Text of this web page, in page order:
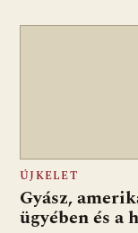
ÚJKELET
Gyász,
ügyében és a